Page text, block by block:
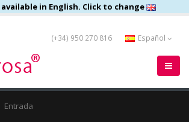
available in English. Click to change
(+34) 950 270 816 Español
Entrada